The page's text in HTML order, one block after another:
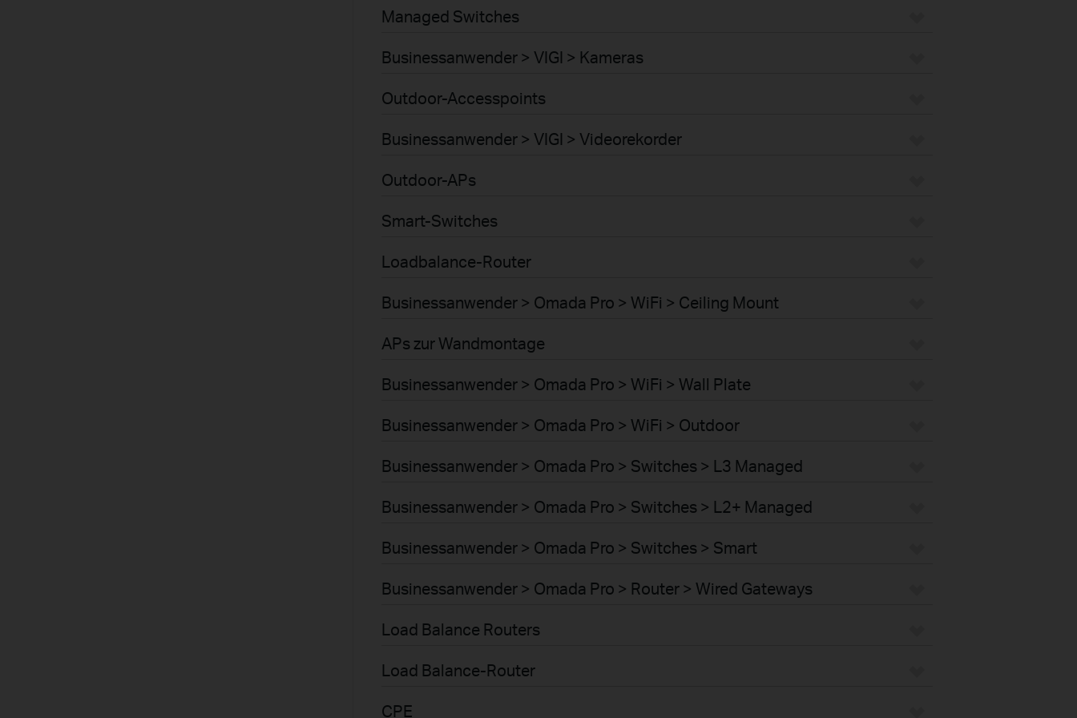
Managed Switches
Businessanwender > VIGI > Kameras
Outdoor-Accesspoints
Businessanwender > VIGI > Videorekorder
Outdoor-APs
Smart-Switches
Loadbalance-Router
Businessanwender > Omada Pro > WiFi > Ceiling Mount
APs zur Wandmontage
Businessanwender > Omada Pro > WiFi > Wall Plate
Businessanwender > Omada Pro > WiFi > Outdoor
Businessanwender > Omada Pro > Switches > L3 Managed
Businessanwender > Omada Pro > Switches > L2+ Managed
Businessanwender > Omada Pro > Switches > Smart
Businessanwender > Omada Pro > Router > Wired Gateways
Load Balance Routers
Load Balance-Router
CPE